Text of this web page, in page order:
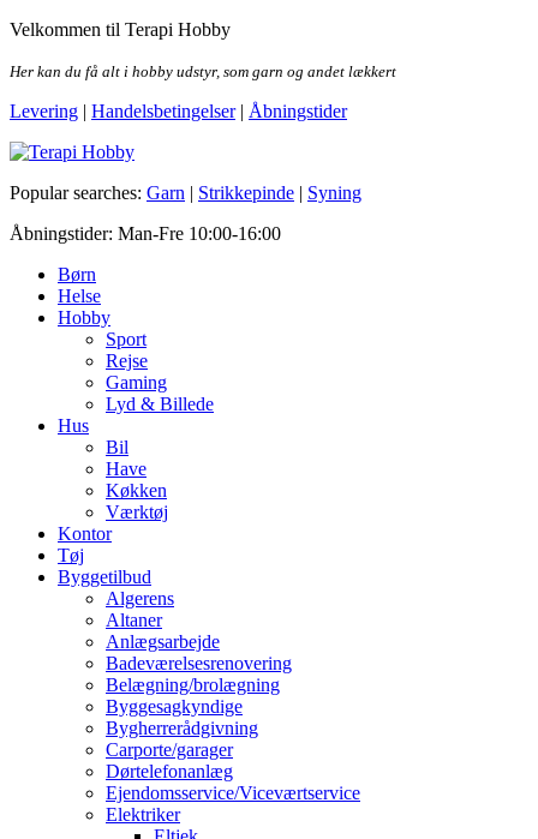
Skip
the
Velkommen til Terapi Hobby
Her kan du få alt i hobby udstyr, som garn og andet lækkert
Levering | Handelsbetingelser| Åbningstider
Terapi Hobby
Popular searches: Garn | Strikkepinde | Syning
Åbningstider: Man-Fre 10:00-16:00
Børn
Helse
Hobby
Sport
Rejse
Gaming
Lyd & Billede
Hus
Bil
Have
Køkken
Værktøj
Kontor
Tøj
Byggetilbud
Algerens
Altaner
Anlægsarbejde
Badeværelsesrenovering
Belægning/brolægning
Byggesagkyndige
Bygherrerådgivning
Carporte/garager
Dørtelefonanlæg
Ejendomsservice/Viceværtservice
Elektriker